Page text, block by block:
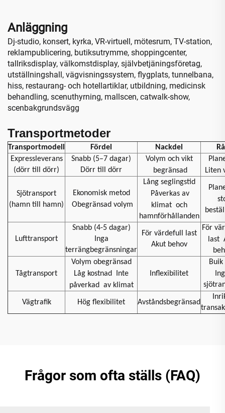
Anläggning
Dj-studio, konsert, kyrka, VR-virtuell, mötesrum, TV-station,
reklampublicering, butiksutrymme, shoppingcenter,
tallriksdisplay, välkomstdisplay, självbetjäningsföretag,
utställningshall, vägvisningssystem, flygplats, tunnelbana,
hiss, restaurang- och hotellartiklar, utbildning, medicinsk
behandling, scenuthyrning, mallscen, catwalk-show,
scenbakgrundsvägg
Transportmetoder
Transportmodell Fördel Nackdel
Expressleverans
(dörr till dörr)
Snabb (5–7 dagar)
Dörr till dörr
Volym och vikt
begränsad
Liten
Sjötransport
(hamn till hamn)
Ekonomisk metod
Obegränsad volym
Lång seglingstid
Påverkas av
klimat och
hamnförhållanden
Lufttransport
Snabb (4-5 dagar)
Inga
terrängbegränsningar
För värdefull last
Akut behov
För
last
Tågtransport
Volym obegränsad
Låg kostnad
Inte
påverkad
av klimat
Inflexibilitet
Vägtrafik Hög flexibilitet Avståndsbegränsad
Frågor som ofta ställs (FAQ)